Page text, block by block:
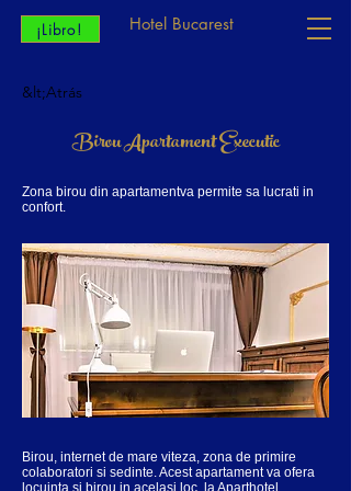
Hotel Bucarest
¡Libro!
&lt;Atrás
Birou Apartament Executic
Zona birou din apartamentva permite sa lucrati in
confort.
Birou, internet de mare viteza, zona de primire
colaboratori si sedinte. Acest apartament va ofera
locuinta si birou in acelasi loc, la Aparthotel